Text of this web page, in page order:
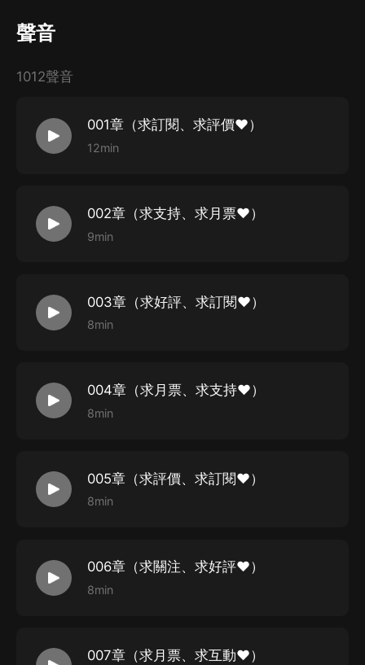
商寶寶，弄他！
系統傍身，誰與爭鋒
——收聽福利——
感謝點讚收藏、訂閱評論，月票每滿100加更5集！好
不得用於翻錄或任何形式轉移其他平臺
修仙爽文點擊收聽
——主播簡介——
溪涼：網文作家、二級心理谘詢師、國家二級運動員、喜
——角色簡介——
旁白：喜小玖
夢煙：喜小雨
系統：喜小馬
龍套參演：喜小驪、祁玉清、百川先生、賈母等
聲音
1012聲音
001章（求訂閱、求評價♥）
12min
002章（求支持、求月票♥）
9min
003章（求好評、求訂閱♥）
8min
004章（求月票、求支持♥）
8min
005章（求評價、求訂閱♥）
8min
006章（求關注、求好評♥）
8min
007章（求月票、求互動♥）